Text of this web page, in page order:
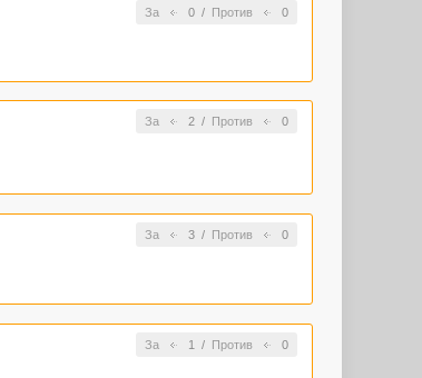
За 0/ Против 0
За 2/ Против 0
За 3/ Против 0
За 1 / Против 0